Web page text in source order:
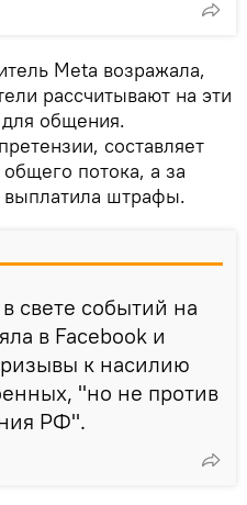
Meta возражала,
рассчитывают на эти
общения.
составляет
потока, а за
штрафы.
свете событий на
в Facebook и
к насилию
"но не против
РФ".